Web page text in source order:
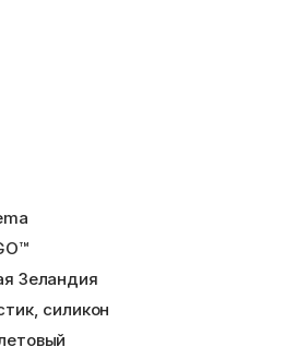
Зеландия
силикон